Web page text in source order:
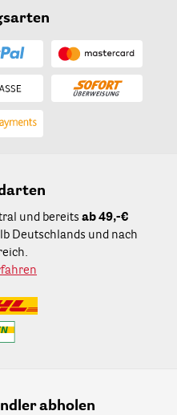
und bereits ab 49,-€
Deutschlands und nach
abholen